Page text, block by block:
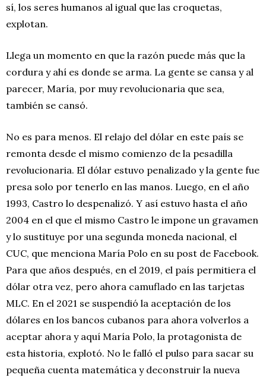
sí, los seres humanos al igual que las croquetas,
explotan.
Llega un momento en que la razón puede más que la
cordura y ahí es donde se arma. La gente se cansa y al
parecer, María, por muy revolucionaria que sea,
también se cansó.
No es para menos. El relajo del dólar en este país se
remonta desde el mismo comienzo de la pesadilla
revolucionaria. El dólar estuvo penalizado y la gente fue
presa solo por tenerlo en las manos. Luego, en el año
1993, Castro lo despenalizó. Y así estuvo hasta el año
2004 en el que el mismo Castro le impone un gravamen
y lo sustituye por una segunda moneda nacional, el
CUC, que menciona María Polo en su post de Facebook.
Para que años después, en el 2019, el país permitiera el
dólar otra vez, pero ahora camuflado en las tarjetas
MLC. En el 2021 se suspendió la aceptación de los
dólares en los bancos cubanos para ahora volverlos a
aceptar ahora y aquí María Polo, la protagonista de
esta historia, explotó. No le falló el pulso para sacar su
pequeña cuenta matemática y deconstruir la nueva